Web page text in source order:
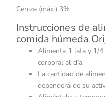
Ceniza (máx.) 3%
Instrucciones de
comida húmeda
Alimenta 1 lata y 1/
corporal al día.
La cantidad de
dependerá de su